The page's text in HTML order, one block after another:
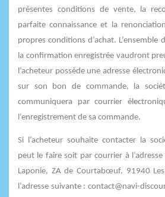
présentes conditions de vente, la
parfaite connaissance et la
propres conditions d’achat. L’ensemble
la confirmation enregistrée vaudront
l’acheteur possède une adresse
sur son bon de commande, la
communiquera par courrier
l’enregistrement de sa commande.
Si l’acheteur souhaite contacter la
peut le faire soit par courrier à
Laponie, ZA de Courtabœuf, 91940
l’adresse suivante : contact@navi-